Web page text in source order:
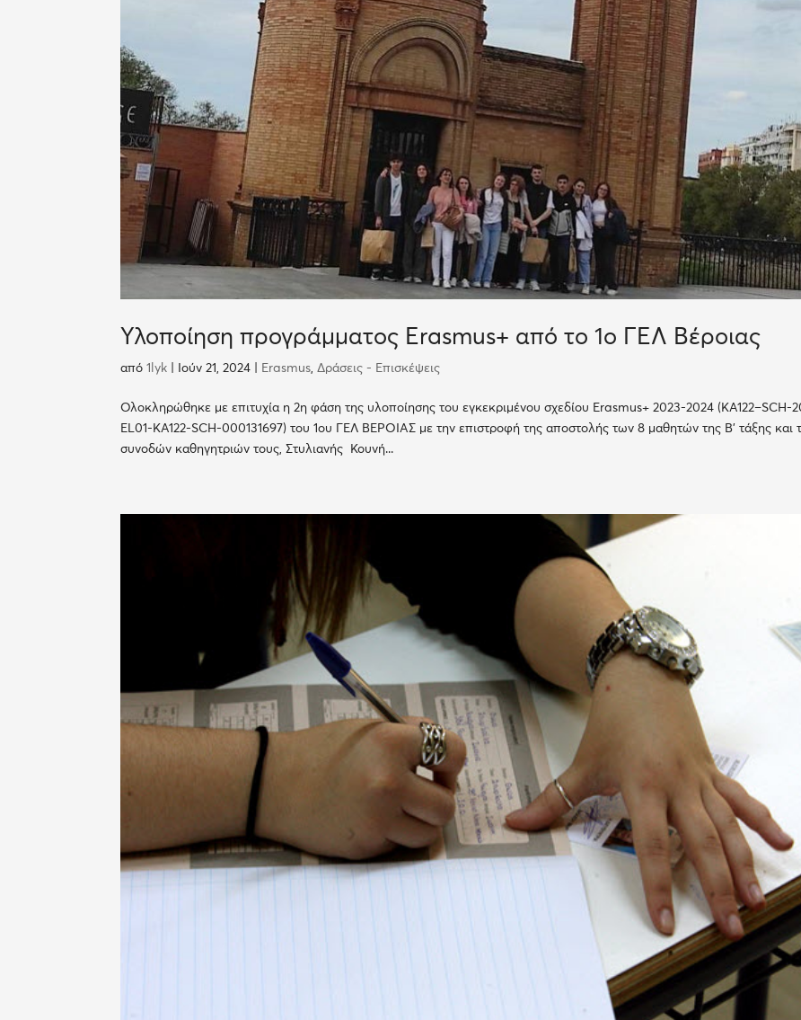
Υλοποίηση προγράμματος Erasmus+ από το 1ο ΓΕΛ Βέροιας
από1lyk Ιούν 21, 2024 Erasmus,Δράσεις - Επισκέψεις
Ολοκληρώθηκε με επιτυχία η 2η φάση της υλοποίησης του εγκεκριμένου σχεδίου Erasmus+ 2023-2024 (ΚΑ122–SCH-
EL01-KA122-SCH-000131697) του 1ου ΓΕΛ ΒΕΡΟΙΑΣ με την επιστροφή της αποστολής των 8 μαθητών της Β’ τάξης και
συνοδών καθηγητριών τους, Στυλιανής Κουνή...